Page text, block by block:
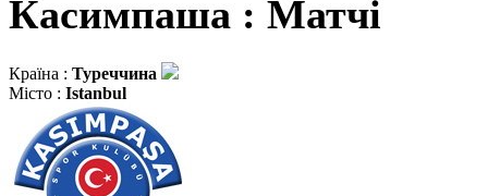
Касимпаша : Матчi
Країна : Туреччина
Місто : Istanbul